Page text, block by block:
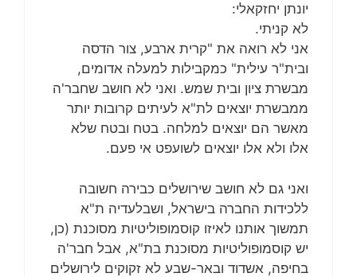
יונתן יחזקאלי:
לא קניתי.
אני לא רואה את "קרית ארבע, צור הדסה
ובית"ר עילית" כמקבילות למעלה אדומים,
מבשרת ציון ובית שמש. ואני לא חושב שחבר'ה
ממבשרת יוצאים לת"א לעיתים קרובות יותר
מאשר הם יוצאים למלחה. בטח ובטח שלא
אלו ולא אלו יוצאים לשועפט אי פעם.
ואני גם לא חושב שירושלים כבירה חשובה
ללכידות החברה בישראל, ושבלעדיה ת"א
תמשוך אותנו לאיזו קוסמופוליטיות מסוכנת (כן,
יש קוסמופוליטיות מסוכנת בת"א, אבל חבר'ה
בחיפה, אשדוד ובאר-שבע לא זקוקים לירושלים